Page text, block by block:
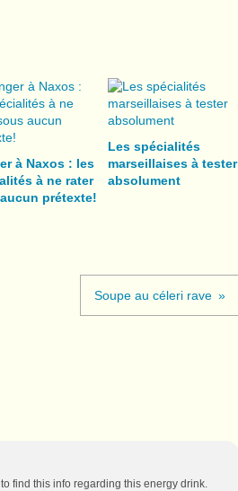
à Naxos : les
à ne rater
prétexte!
Les spécialités
marseillaises à tester
absolument
Soupe au céleri rave
find this info regarding this energy drink.